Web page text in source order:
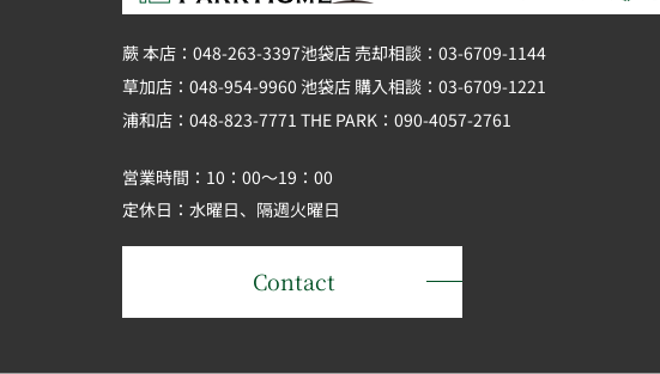
蕨 本店：048-263-3397
草加店：048-954-9960
浦和店：048-823-7771
池袋店 売却相談：03-6709-1144
池袋店 購入相談：03-6709-1221
THE PARK：090-4057-2761
営業時間：10：00～19：00
定休日：水曜日、隔週火曜日
Contact